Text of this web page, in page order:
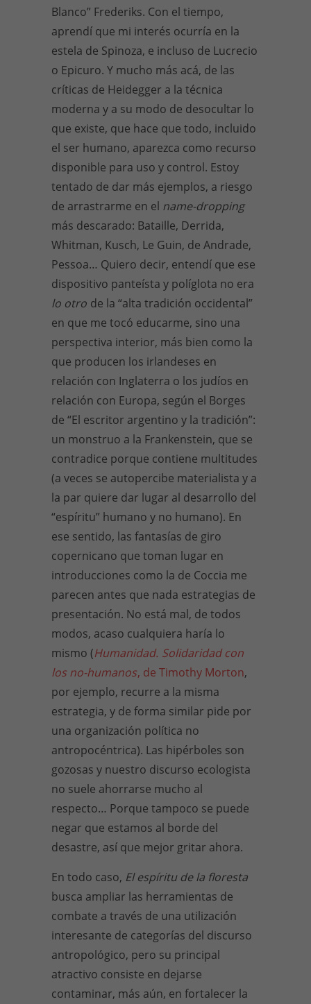
Blanco” Frederiks. Con el tiempo,
aprendí que mi interés ocurría en la
estela de Spinoza, e incluso de Lucrecio
o Epicuro. Y mucho más acá, de las
críticas de Heidegger a la técnica
moderna y a su modo de desocultar lo
que existe, que hace que todo, incluido
el ser humano, aparezca como recurso
disponible para uso y control. Estoy
tentado de dar más ejemplos, a riesgo
de arrastrarme en el name-dropping
más descarado: Bataille, Derrida,
Whitman, Kusch, Le Guin, de Andrade,
Pessoa… Quiero decir, entendí que ese
dispositivo panteísta y políglota no era
lo otro de la “alta tradición occidental”
en que me tocó educarme, sino una
perspectiva interior, más bien como la
que producen los irlandeses en
relación con Inglaterra o los judíos en
relación con Europa, según el Borges
de “El escritor argentino y la tradición”:
un monstruo a la Frankenstein, que se
contradice porque contiene multitudes
(a veces se autopercibe materialista y a
la par quiere dar lugar al desarrollo del
“espíritu” humano y no humano). En
ese sentido, las fantasías de giro
copernicano que toman lugar en
introducciones como la de Coccia me
parecen antes que nada estrategias de
presentación. No está mal, de todos
modos, acaso cualquiera haría lo
mismo (Humanidad. Solidaridad con
los no-humanos, de Timothy Morton,
por ejemplo, recurre a la misma
estrategia, y de forma similar pide por
una organización política no
antropocéntrica). Las hipérboles son
gozosas y nuestro discurso ecologista
no suele ahorrarse mucho al
respecto… Porque tampoco se puede
negar que estamos al borde del
desastre, así que mejor gritar ahora.
En todo caso, El espíritu de la floresta
busca ampliar las herramientas de
combate a través de una utilización
interesante de categorías del discurso
antropológico, pero su principal
atractivo consiste en dejarse
contaminar, más aún, en fortalecer la